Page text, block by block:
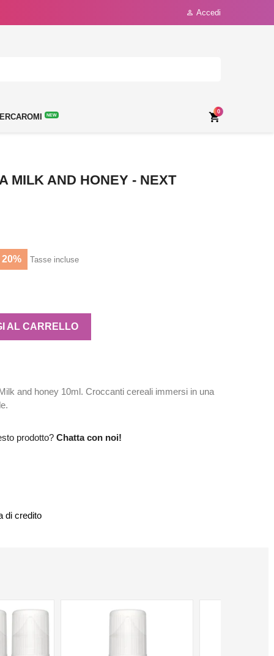
 Accedi
NEW 
0
MILK AND HONEY - NEXT
20% Tasse incluse
AL CARRELLO
and honey 10ml. Croccanti cereali immersi in una
prodotto? Chatta con noi!
di credito